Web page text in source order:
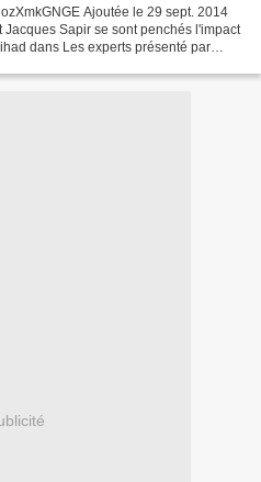
Ajoutée le 29 sept. 2014
Sapir se sont penchés l'impact
dans Les experts présenté par